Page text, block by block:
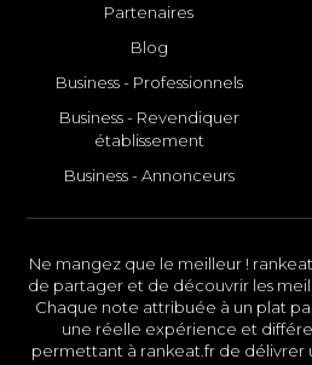
Partenaires
Blog
Business - Professionnels
Business - Revendiquer
établissement
Business - Annonceurs
Ne mangez que le meilleur !
de partager et de découvrir les
Chaque note attribuée à un plat
une réelle expérience et
permettant à rankeat.fr de